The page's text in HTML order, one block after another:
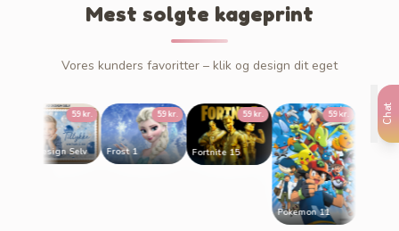
Chat
Mest solgte kageprint
Vores kunders favoritter – klik og design dit eget
A3 Design Selv
59 kr.
Frost 1
59 kr.
Fortnite 15
59 kr.
Pokemon 11
59 kr.
Demon